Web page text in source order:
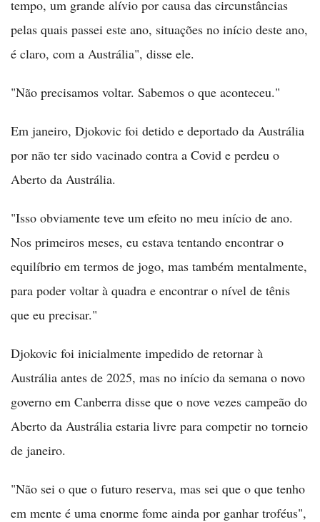
tempo, um grande alívio por causa das circunstâncias
pelas quais passei este ano, situações no início deste ano,
é claro, com a Austrália", disse ele.
"Não precisamos voltar. Sabemos o que aconteceu."
Em janeiro, Djokovic foi detido e deportado da Austrália
por não ter sido vacinado contra a Covid e perdeu o
Aberto da Austrália.
"Isso obviamente teve um efeito no meu início de ano.
Nos primeiros meses, eu estava tentando encontrar o
equilíbrio em termos de jogo, mas também mentalmente,
para poder voltar à quadra e encontrar o nível de tênis
que eu precisar."
Djokovic foi inicialmente impedido de retornar à
Austrália antes de 2025, mas no início da semana o novo
governo em Canberra disse que o nove vezes campeão do
Aberto da Austrália estaria livre para competir no torneio
de janeiro.
"Não sei o que o futuro reserva, mas sei que o que tenho
em mente é uma enorme fome ainda por ganhar troféus",